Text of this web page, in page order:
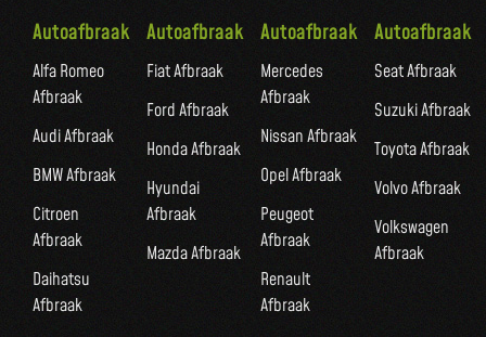
Autoafbraak
Alfa Romeo
Afbraak
Audi Afbraak
BMW Afbraak
Citroen
Afbraak
Daihatsu
Afbraak
Autoafbraak
Fiat Afbraak
Ford Afbraak
Honda Afbraak
Hyundai
Afbraak
Mazda Afbraak
Autoafbraak
Mercedes
Afbraak
Nissan Afbraak
Opel Afbraak
Peugeot
Afbraak
Renault
Afbraak
Autoafbraak
Seat Afbraak
Suzuki Afbraak
Toyota Afbraak
Volvo Afbraak
Volkswagen
Afbraak